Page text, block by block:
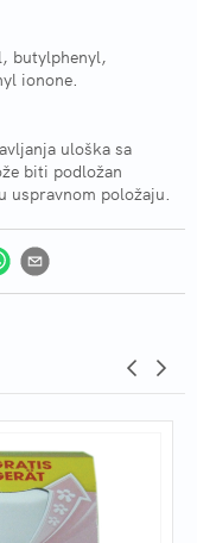
butylphenyl,
ionone.
uloška sa
biti podložan
uspravnom položaju.